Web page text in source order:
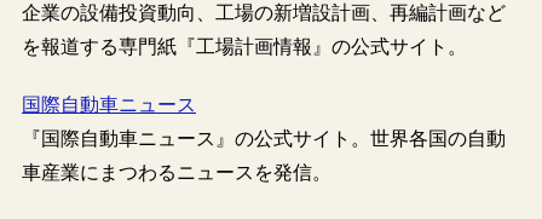
企業の設備投資動向、工場の新増設計画、再編計画など
を報道する専門紙『工場計画情報』の公式サイト。
国際自動車ニュース
『国際自動車ニュース』の公式サイト。世界各国の自動
車産業にまつわるニュースを発信。